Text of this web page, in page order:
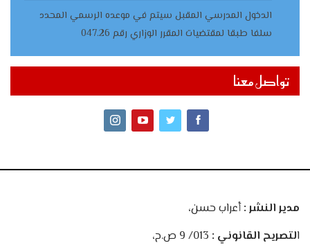
الدخول المدرسي المقبل سیتم في موعده الرسمي المحدد
سلفا طبقا لمقتضیات المقرر الوزاري رقم 047.26
تواصل معنا
مدير النشر :أعراب حسن،
التصريح القانوني :